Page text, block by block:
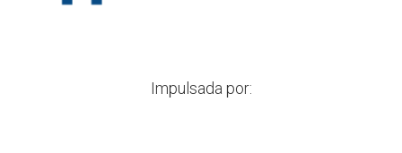
Impulsada por: